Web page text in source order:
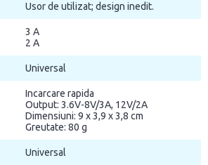
Usor de utilizat; design inedit.
3 A
2 A
Universal
Incarcare rapida
Output: 3.6V-8V/3A, 12V/2A
Dimensiuni: 9 x 3,9 x 3,8 cm
Greutate: 80 g
Universal